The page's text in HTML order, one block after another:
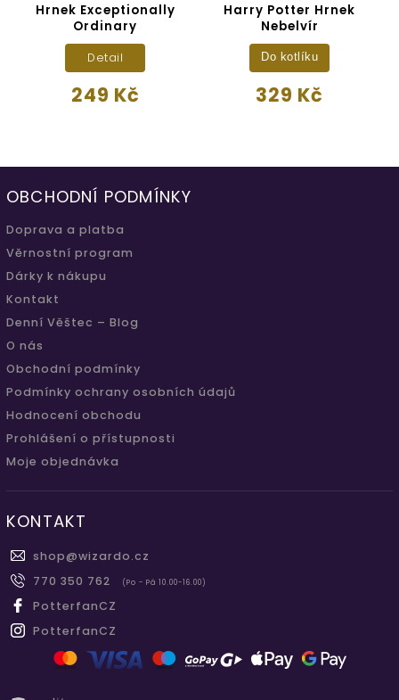
Hrnek Exceptionally
Ordinary
249 Kč
Detail
Harry Potter Hrnek
Nebelvír
329 Kč
Do kotlíku
OBCHODNÍ PODMÍNKY
Doprava a platba
Věrnostní program
Dárky k nákupu
Kontakt
Denní Věštec – Blog
O nás
Obchodní podmínky
Podmínky ochrany osobních údajů
Hodnocení obchodu
Prohlášení o přístupnosti
Moje objednávka
KONTAKT
shop@wizardo.cz
770 350 762
(Po - Pá 10.00-16.00)
PotterfanCZ
PotterfanCZ